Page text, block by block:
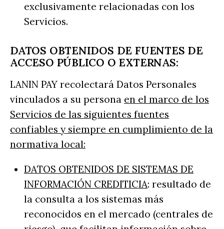
exclusivamente relacionadas con los
Servicios.
DATOS OBTENIDOS DE FUENTES DE
ACCESO PÚBLICO O EXTERNAS:
LANIN PAY recolectará Datos Personales
vinculados a su persona en el marco de los
Servicios de las siguientes fuentes
confiables y siempre en cumplimiento de la
normativa local:
DATOS OBTENIDOS DE SISTEMAS DE
INFORMACIÓN CREDITICIA: resultado de
la consulta a los sistemas más
reconocidos en el mercado (centrales de